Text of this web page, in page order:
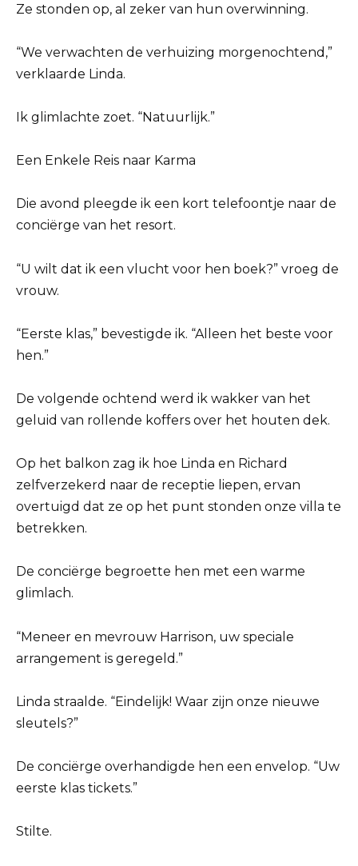
Ze stonden op, al zeker van hun overwinning.
“We verwachten de verhuizing morgenochtend,”
verklaarde Linda.
Ik glimlachte zoet. “Natuurlijk.”
Een Enkele Reis naar Karma
Die avond pleegde ik een kort telefoontje naar de
conciërge van het resort.
“U wilt dat ik een vlucht voor hen boek?” vroeg de
vrouw.
“Eerste klas,” bevestigde ik. “Alleen het beste voor
hen.”
De volgende ochtend werd ik wakker van het
geluid van rollende koffers over het houten dek.
Op het balkon zag ik hoe Linda en Richard
zelfverzekerd naar de receptie liepen, ervan
overtuigd dat ze op het punt stonden onze villa te
betrekken.
De conciërge begroette hen met een warme
glimlach.
“Meneer en mevrouw Harrison, uw speciale
arrangement is geregeld.”
Linda straalde. “Eindelijk! Waar zijn onze nieuwe
sleutels?”
De conciërge overhandigde hen een envelop. “Uw
eerste klas tickets.”
Stilte.